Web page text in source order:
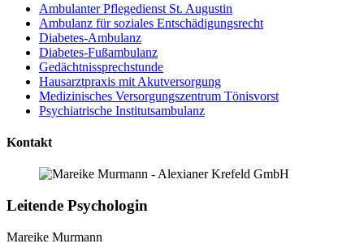
Ambulanter Pflegedienst St. Augustin
Ambulanz für soziales Entschädigungsrecht
Diabetes-Ambulanz
Diabetes-Fußambulanz
Gedächtnissprechstunde
Hausarztpraxis mit Akutversorgung
Medizinisches Versorgungszentrum Tönisvorst
Psychiatrische Institutsambulanz
Kontakt
Leitende Psychologin
Mareike Murmann